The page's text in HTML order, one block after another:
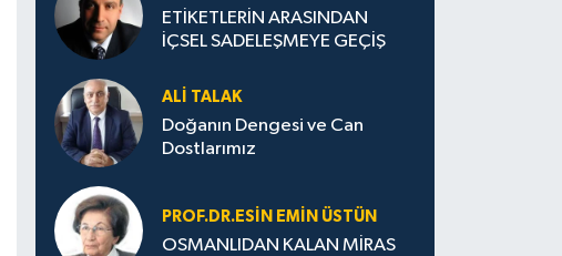
ETİKETLERİN ARASINDAN
İÇSEL SADELEŞMEYE GEÇİŞ
ALI TALAK
Doğanın Dengesi ve Can
Dostlarımız
PROF.DR.ESIN EMIN ÜSTÜN
OSMANLIDAN KALAN MİRAS